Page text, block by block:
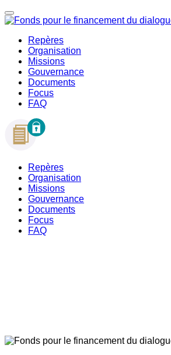
Repères
Organisation
Missions
Gouvernance
Documents
Focus
FAQ
Repères
Organisation
Missions
Gouvernance
Documents
Focus
FAQ